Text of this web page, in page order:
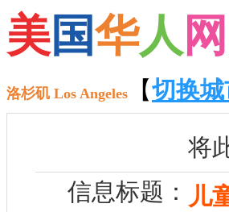
美国华人 网
洛杉矶 Los Angeles 【切换
招聘】 【租房】
将
信息标题： 儿